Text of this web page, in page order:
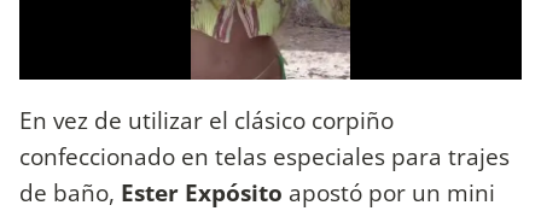
En vez de utilizar el clásico corpiño
confeccionado en telas especiales para trajes
de baño, Ester Expósito apostó por un mini